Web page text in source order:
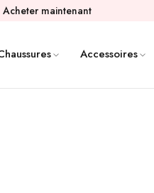
Acheter maintenant
Accessoires